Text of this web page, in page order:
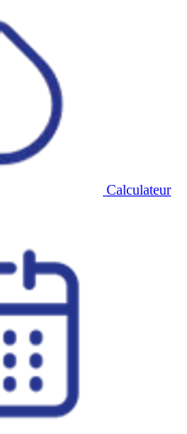
Calculateur